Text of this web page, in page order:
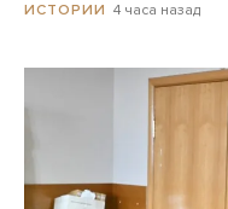
ИСТОРИИ 4 часа назад